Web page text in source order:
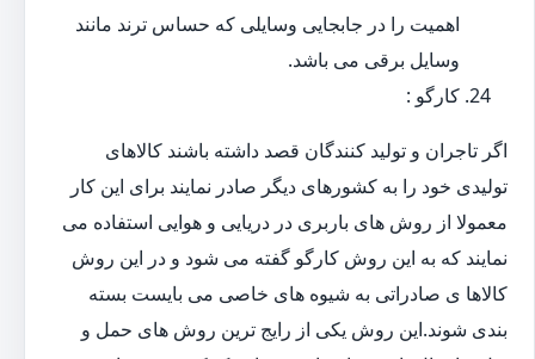
اهمیت را در جابجایی وسایلی که حساس ترند مانند
وسایل برقی می باشد.
کارگو :
اگر تاجران و تولید کنندگان قصد داشته باشند کالاهای
تولیدی خود را به کشورهای دیگر صادر نمایند برای این کار
معمولا از روش های باربری در دریایی و هوایی استفاده می
نمایند که به این روش کارگو گفته می شود و در این روش
کالاها ی صادراتی به شیوه های خاصی می بایست بسته
بندی شوند.این روش یکی از رایج ترین روش های حمل و